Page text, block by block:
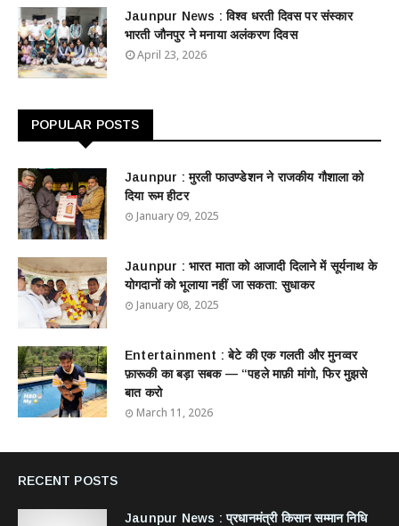
Jaunpur News : विश्व धरती दिवस पर संस्कार
भारती जौनपुर ने मनाया अलंकरण दिवस
April 23, 2026
POPULAR POSTS
Jaunpur : ​मुरली फाउण्डेशन ने राजकीय गौशाला को
दिया रूम हीटर
January 09, 2025
Jaunpur : ​भारत माता को आजादी दिलाने में सूर्यनाथ के
योगदानों को भूलाया नहीं जा सकता: सुधाकर
January 08, 2025
Entertainment : बेटे की एक गलती और मुनव्वर
फ़ारूकी का बड़ा सबक — “पहले माफ़ी मांगो, फिर मुझसे
बात करो
March 11, 2026
RECENT POSTS
Jaunpur News : ​प्रधानमंत्री किसान सम्मान निधि